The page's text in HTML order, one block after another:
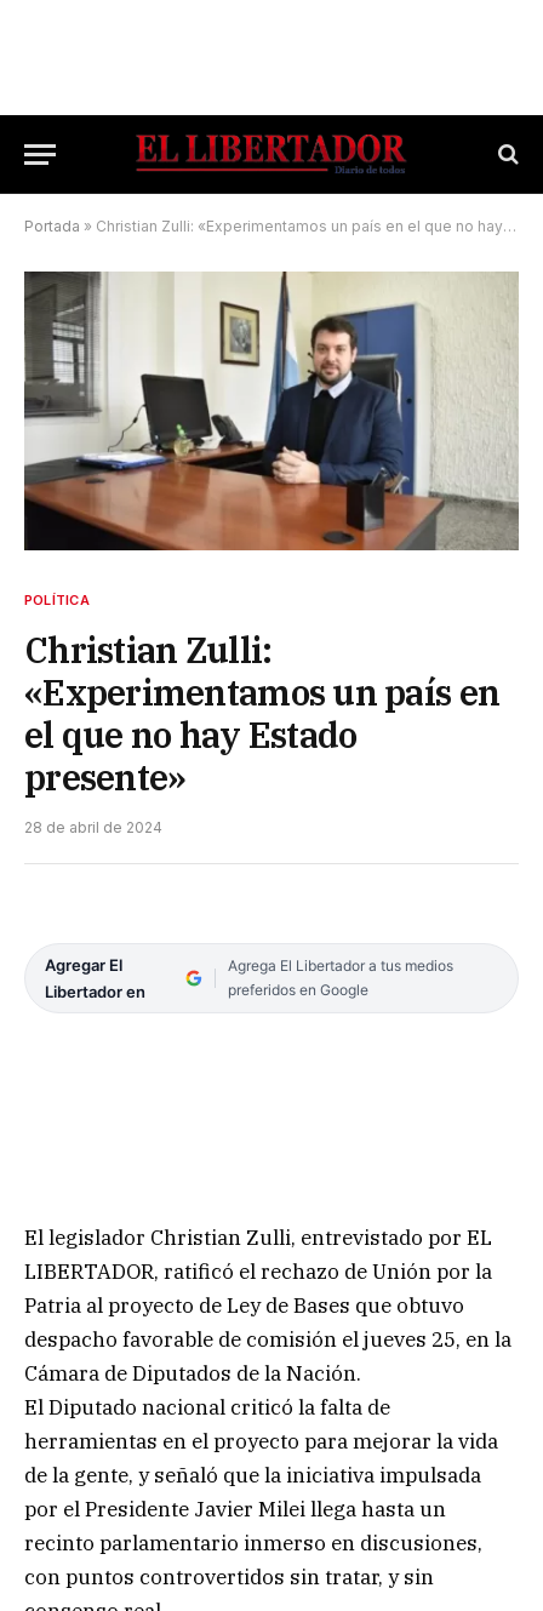
Portada » Christian Zulli: «Experimentamos un país en el que no hay Estado presente»
POLÍTICA
Christian Zulli:
«Experimentamos un país en
el que no hay Estado
presente»
28 de abril de 2024
Agregar El
Libertador en
Agrega El Libertador a tus medios
preferidos en Google
El legislador Christian Zulli, entrevistado por EL
LIBERTADOR, ratificó el rechazo de Unión por la
Patria al proyecto de Ley de Bases que obtuvo
despacho favorable de comisión el jueves 25, en la
Cámara de Diputados de la Nación.
El Diputado nacional criticó la falta de
herramientas en el proyecto para mejorar la vida
de la gente, y señaló que la iniciativa impulsada
por el Presidente Javier Milei llega hasta un
recinto parlamentario inmerso en discusiones,
con puntos controvertidos sin tratar, y sin